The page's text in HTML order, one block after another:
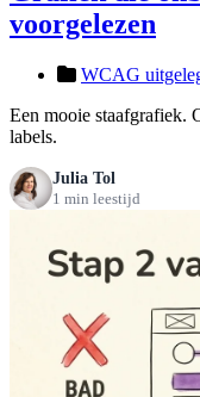
voorgelezen
WCAG
Een mooie staafgrafiek.
labels.
Julia Tol
1 min leestijd